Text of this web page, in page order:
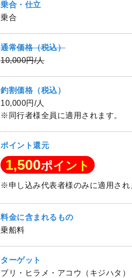
乗合・仕立
乗合
通常価格（税込）
10,000円/人
釣割価格（税込）
10,000円/人
※同行者様全員に適用されます。
ポイント還元
1,500ポイント
※申し込み代表者様のみに適用され
料金に含まれるもの
乗船料
ターゲット
ブリ・ヒラメ・アコウ（キジハタ